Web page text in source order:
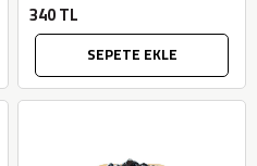
Market
340 TL
SEPETE EKLE